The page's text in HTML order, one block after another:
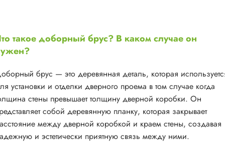
такое доборный брус? В каком случае он
брус — это деревянная деталь, которая
установки и отделки дверного проема в том случае когда
стены превышает толщину дверной коробки. Он
собой деревянную планку, которая закрывает
между дверной коробкой и краем стены, создавая
и эстетически приятную связь между ними.